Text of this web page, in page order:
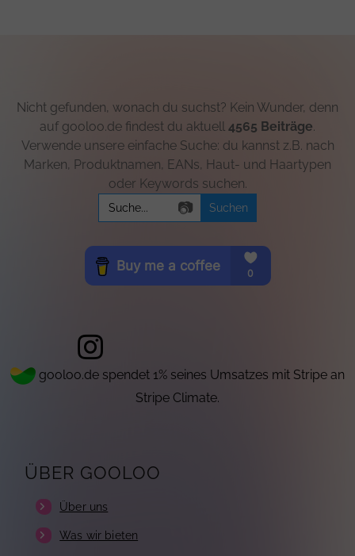
Nicht gefunden, wonach du suchst? Kein Wunder, denn
auf gooloo.de findest du aktuell 4565 Beiträge.
Verwende unsere einfache Suche: du kannst z.B. nach
Marken, Produktnamen, EANs, Haut- und Haartypen
oder Keywords suchen.
Search
for:
📷
gooloo.de spendet 1% seines Umsatzes mit Stripe an
Stripe Climate.
ÜBER GOOLOO
Über uns
Was wir bieten